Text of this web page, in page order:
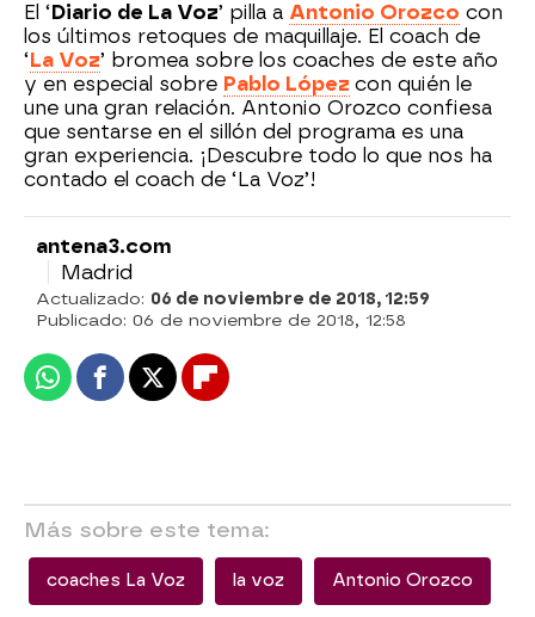
El ‘Diario de La Voz’ pilla a Antonio Orozco con
los últimos retoques de maquillaje. El coach de
‘La Voz’ bromea sobre los coaches de este año
y en especial sobre Pablo López con quién le
une una gran relación. Antonio Orozco confiesa
que sentarse en el sillón del programa es una
gran experiencia. ¡Descubre todo lo que nos ha
contado el coach de ‘La Voz’!
antena3.com
Madrid
Actualizado: 06 de noviembre de 2018, 12:59
Publicado: 06 de noviembre de 2018, 12:58
WhatsappFacebook
X Flipboard
Más sobre este tema:
coaches La Voz la voz Antonio Orozco